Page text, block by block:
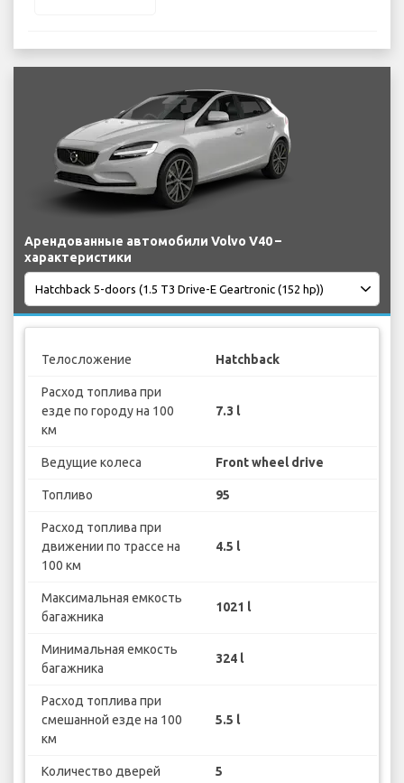
Арендованные автомобили Volvo V40 –
характеристики
Телосложение Hatchback
Расход топлива при
езде по городу на 100
км
7.3 l
Ведущие колеса Front wheel drive
Топливо 95
Расход топлива при
движении по трассе на
100 км
4.5 l
Максимальная емкость
багажника
1021 l
Минимальная емкость
багажника
324 l
Расход топлива при
смешанной езде на 100
км
5.5 l
Количество дверей 5